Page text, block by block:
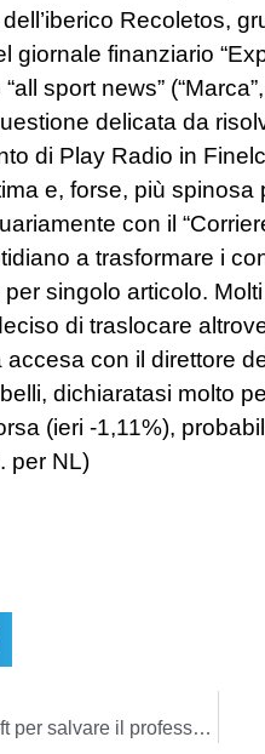
Recoletos,
giornale finanziario
sport news”
delicata da
di Play Radio in
e, forse, più
con il
a trasformare i
singolo articolo.
di traslocare
con il direttore
dichiaratasi molto
(ieri -1,11%),
per NL)
Da Gorbaciov appello alla Microsoft per salvare il professore russo